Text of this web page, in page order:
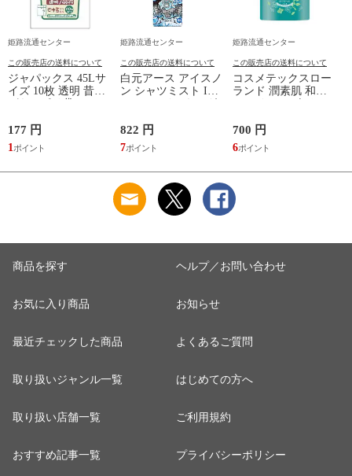
姫路流通センター
この販売店の送料について
ジャパックス 45Lサ
イズ 10枚 透明 昔な
( 4521684750433 )
177 円
1
姫路流通センター
この販売店の送料について
白元アース アイスノ
ン シャツミスト ICE
822 円
7
姫路流通センター
この販売店の送料について
コスメテックスロー
ランド 潤素肌 和ハ
かえ用 380mL
700 円
6
商品を探す
お気に入り商品
最近チェックした商品
取り扱いジャンル一覧
取り扱い店舗一覧
おすすめ記事一覧
ヘルプ／お問い合わせ
お知らせ
よくあるご質問
はじめての方へ
ご利用規約
プライバシーポリシー